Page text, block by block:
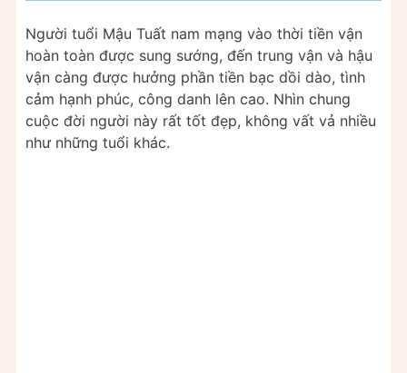
Người tuổi Mậu Tuất nam mạng vào thời tiền vận
hoàn toàn được sung sướng, đến trung vận và hậu
vận càng được hưởng phần tiền bạc dồi dào, tình
cảm hạnh phúc, công danh lên cao. Nhìn chung
cuộc đời người này rất tốt đẹp, không vất vả nhiều
như những tuổi khác.